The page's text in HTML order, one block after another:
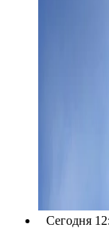
Сегодня